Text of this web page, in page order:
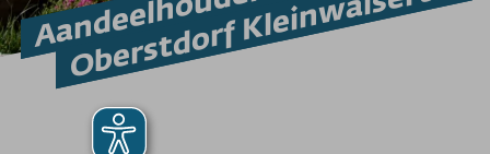
Bergspoorweg Onbeperkt
Downloaden
Feedback
Gevonden voorwerpen
Hunde am Berg
Oberstdorf Kleinwalsertal